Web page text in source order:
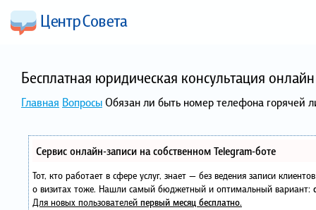
Бесплатная юридическая консультация
Главная ВопросыОбязан ли быть номер телефона горячей
Сервис онлайн-записи на собственном Telegram-боте
Тот, кто работает в сфере услуг, знает — без ведения записи
о визитах тоже. Нашли самый бюджетный и оптимальный вариант:
Для новых пользователей первый месяц бесплатно.